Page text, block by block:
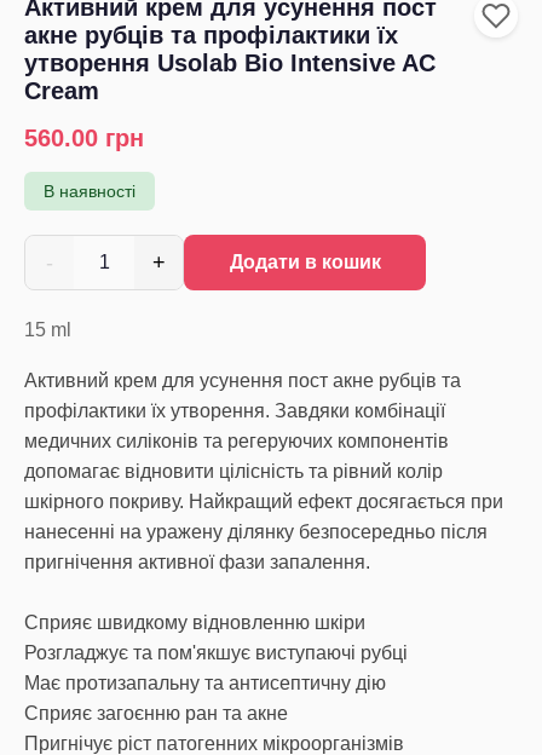
Активний крем для усунення пост
акне рубців та профілактики їх
утворення Usolab Bio Intensive AC
Cream
560.00 грн
В наявності
- 1 + Додати в кошик
15 ml
Активний крем для усунення пост акне рубців та
профілактики їх утворення. Завдяки комбінації
медичних силіконів та регеруючих компонентів
допомагає відновити цілісність та рівний колір
шкірного покриву. Найкращий ефект досягається при
нанесенні на уражену ділянку безпосередньо після
пригнічення активної фази запалення.
Сприяє швидкому відновленню шкіри
Розгладжує та пом'якшує виступаючі рубці
Має протизапальну та антисептичну дію
Сприяє загоєнню ран та акне
Пригнічує ріст патогенних мікроорганізмів